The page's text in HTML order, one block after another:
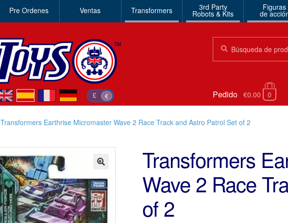
Pre Ordenes Ventas Transformers 3rd Party
Robots & Kits
Figuras
de
£ €
es de Pedido €0.00 0
Transformers Earthrise Micromaster Wave 2 Race Track and Astro Patrol Set of 2
🔍
Transformers
Wave 2 Race
of 2